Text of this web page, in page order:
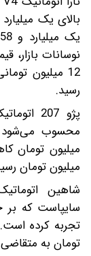
بالای یک
نوسانات
رسید.
پژو
میلیون تومان
میلیون تومان
تومان به